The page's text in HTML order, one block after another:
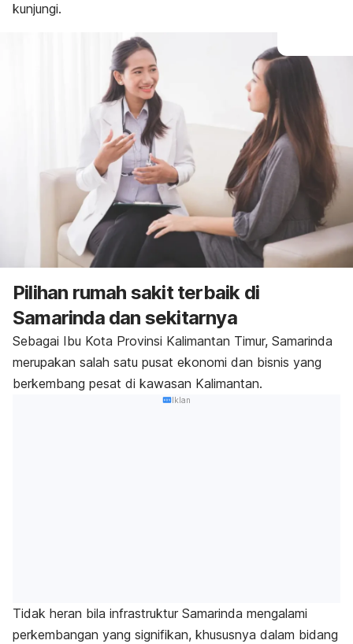
kunjungi.
Pilihan rumah sakit terbaik di
Samarinda dan sekitarnya
Sebagai Ibu Kota Provinsi Kalimantan Timur, Samarinda
merupakan salah satu pusat ekonomi dan bisnis yang
berkembang pesat di kawasan Kalimantan.
Iklan
Tidak heran bila infrastruktur Samarinda mengalami
perkembangan yang signifikan, khususnya dalam bidang